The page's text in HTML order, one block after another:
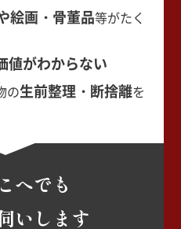
絵画・骨董品等がたく
値がわからない
の生前整理・断捨離を
へでも
いします